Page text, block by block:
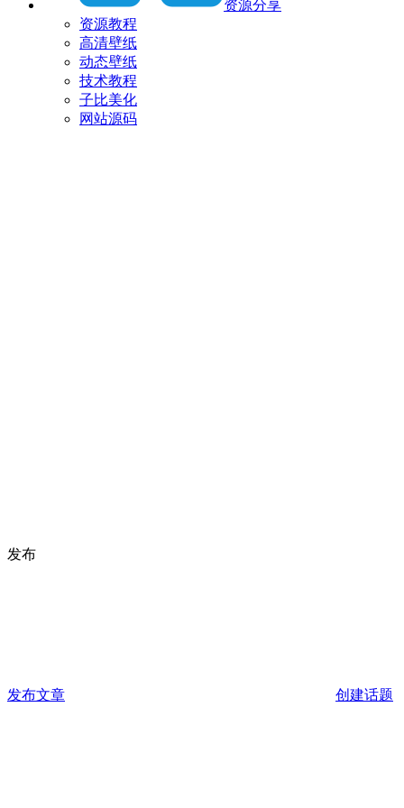
资源分享
资源教程
高清壁纸
动态壁纸
技术教程
子比美化
网站源码
发布
发布文章 创建话题